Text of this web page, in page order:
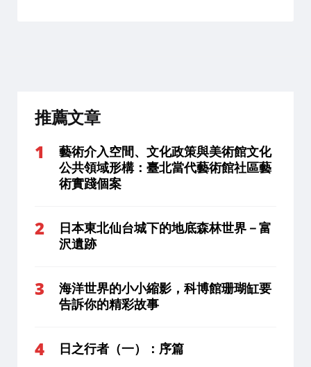
推薦文章
藝術介入空間、文化政策與美術館文化
公共領域形構：臺北當代藝術館社區藝
術實踐個案
日本東北仙台城下的地底森林世界－富
沢遺跡
海洋世界的小小縮影，科博館珊瑚缸要
告訴你的精彩故事
日之行者（一）：序篇